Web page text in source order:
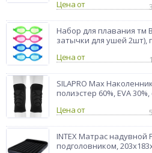
Цена от
Набор для плавания тм
затычки для ушей 2шт),
Цена от
SILAPRO Max
полиэстер 60%, EVA
Цена от
INTEX Матрас надувной
подголовником,